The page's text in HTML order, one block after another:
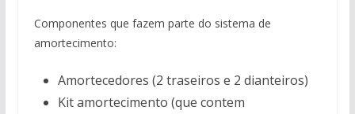
Componentes que fazem parte do sistema de
amortecimento:
Amortecedores (2 traseiros e 2 dianteiros)
Kit amortecimento (que contem